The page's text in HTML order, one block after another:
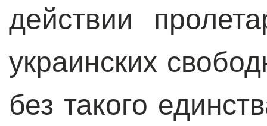
действии
украинских
без такого